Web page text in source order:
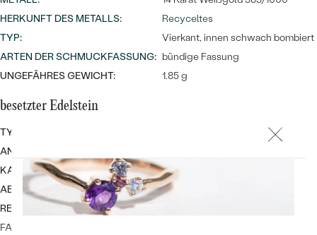
HERKUNFT DES METALLS:
Recyceltes
TYP:
Vierkant, innen schwach bombiert
ARTEN DER SCHMUCKFASSUNG: bündige Fassung
UNGEFÄHRES GEWICHT:
1.85 g
besetzter Edelstein
TYP:
ANZAHL:
KARATGEWICHT:
0.12 ct
ABMESSUNGEN:
1 mm
REINHEIT:
FARBE: